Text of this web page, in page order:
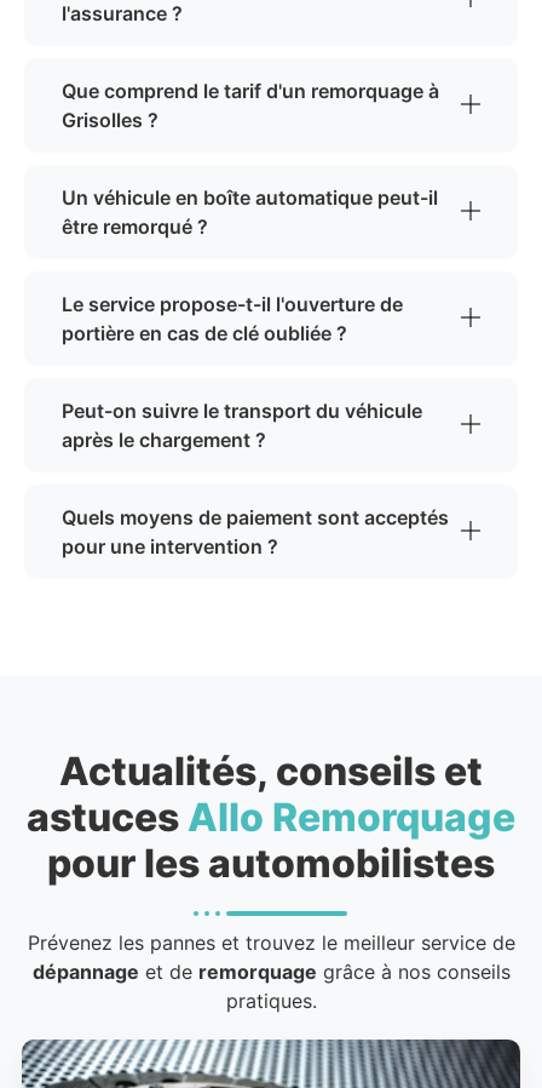
l'assurance ?
Que comprend le tarif d'un remorquage à
Grisolles ?
Un véhicule en boîte automatique peut-il
être remorqué ?
Le service propose-t-il l'ouverture de
portière en cas de clé oubliée ?
Peut-on suivre le transport du véhicule
après le chargement ?
Quels moyens de paiement sont acceptés
pour une intervention ?
Actualités, conseils et
astuces Allo Remorquage
pour les automobilistes
Prévenez les pannes et trouvez le meilleur service de
dépannage et de remorquage grâce à nos conseils
pratiques.